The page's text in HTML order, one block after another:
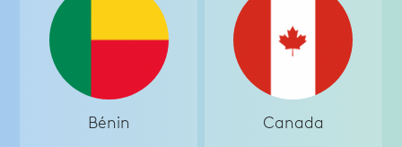
Bénin Canada